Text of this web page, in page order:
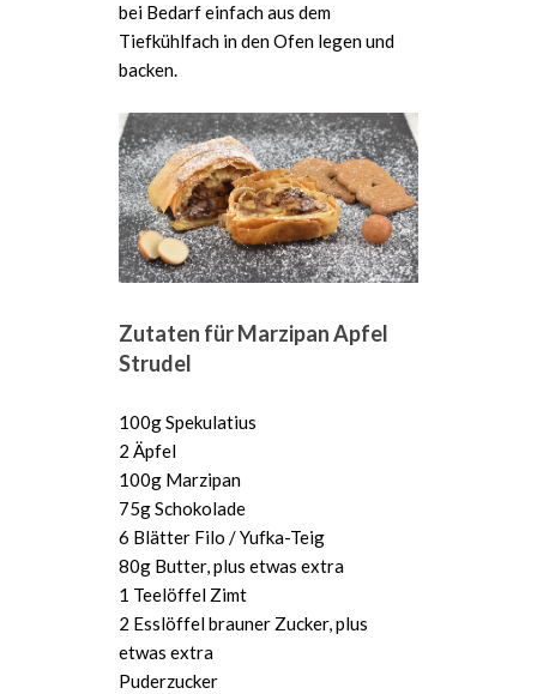
bei Bedarf einfach aus dem
Tiefkühlfach in den Ofen legen und
backen.
Zutaten für Marzipan Apfel
Strudel
100g Spekulatius
2 Äpfel
100g Marzipan
75g Schokolade
6 Blätter Filo / Yufka-Teig
80g Butter, plus etwas extra
1 Teelöffel Zimt
2 Esslöffel brauner Zucker, plus
etwas extra
Puderzucker